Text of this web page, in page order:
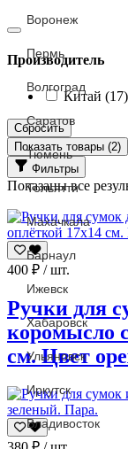
Производитель
Китай (17)
Сбросить
Показать товары (2)
Фильтры
Показаны все
400 ₽ / шт.
Ручки для
коромысло
см. Цвет
Воронеж
Пермь
Волгоград
Саратов
Тюмень
Тольятти
Махачкала
Барнаул
Ижевск
Хабаровск
Ульяновск
Иркутск
Владивосток